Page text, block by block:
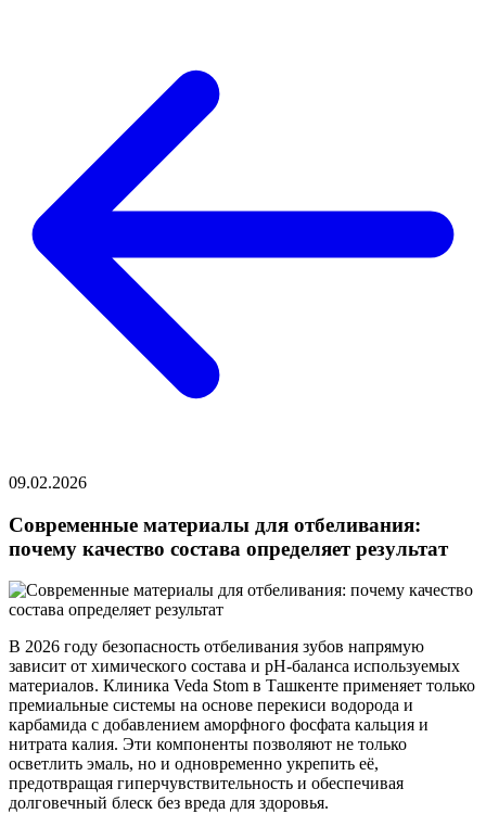
09.02.2026
Современные материалы для отбеливания:
почему качество состава определяет результат
В 2026 году безопасность отбеливания зубов напрямую
зависит от химического состава и pH-баланса используемых
материалов. Клиника Veda Stom в Ташкенте применяет только
премиальные системы на основе перекиси водорода и
карбамида с добавлением аморфного фосфата кальция и
нитрата калия. Эти компоненты позволяют не только
осветлить эмаль, но и одновременно укрепить её,
предотвращая гиперчувствительность и обеспечивая
долговечный блеск без вреда для здоровья.